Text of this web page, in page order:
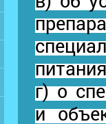
г) о
и